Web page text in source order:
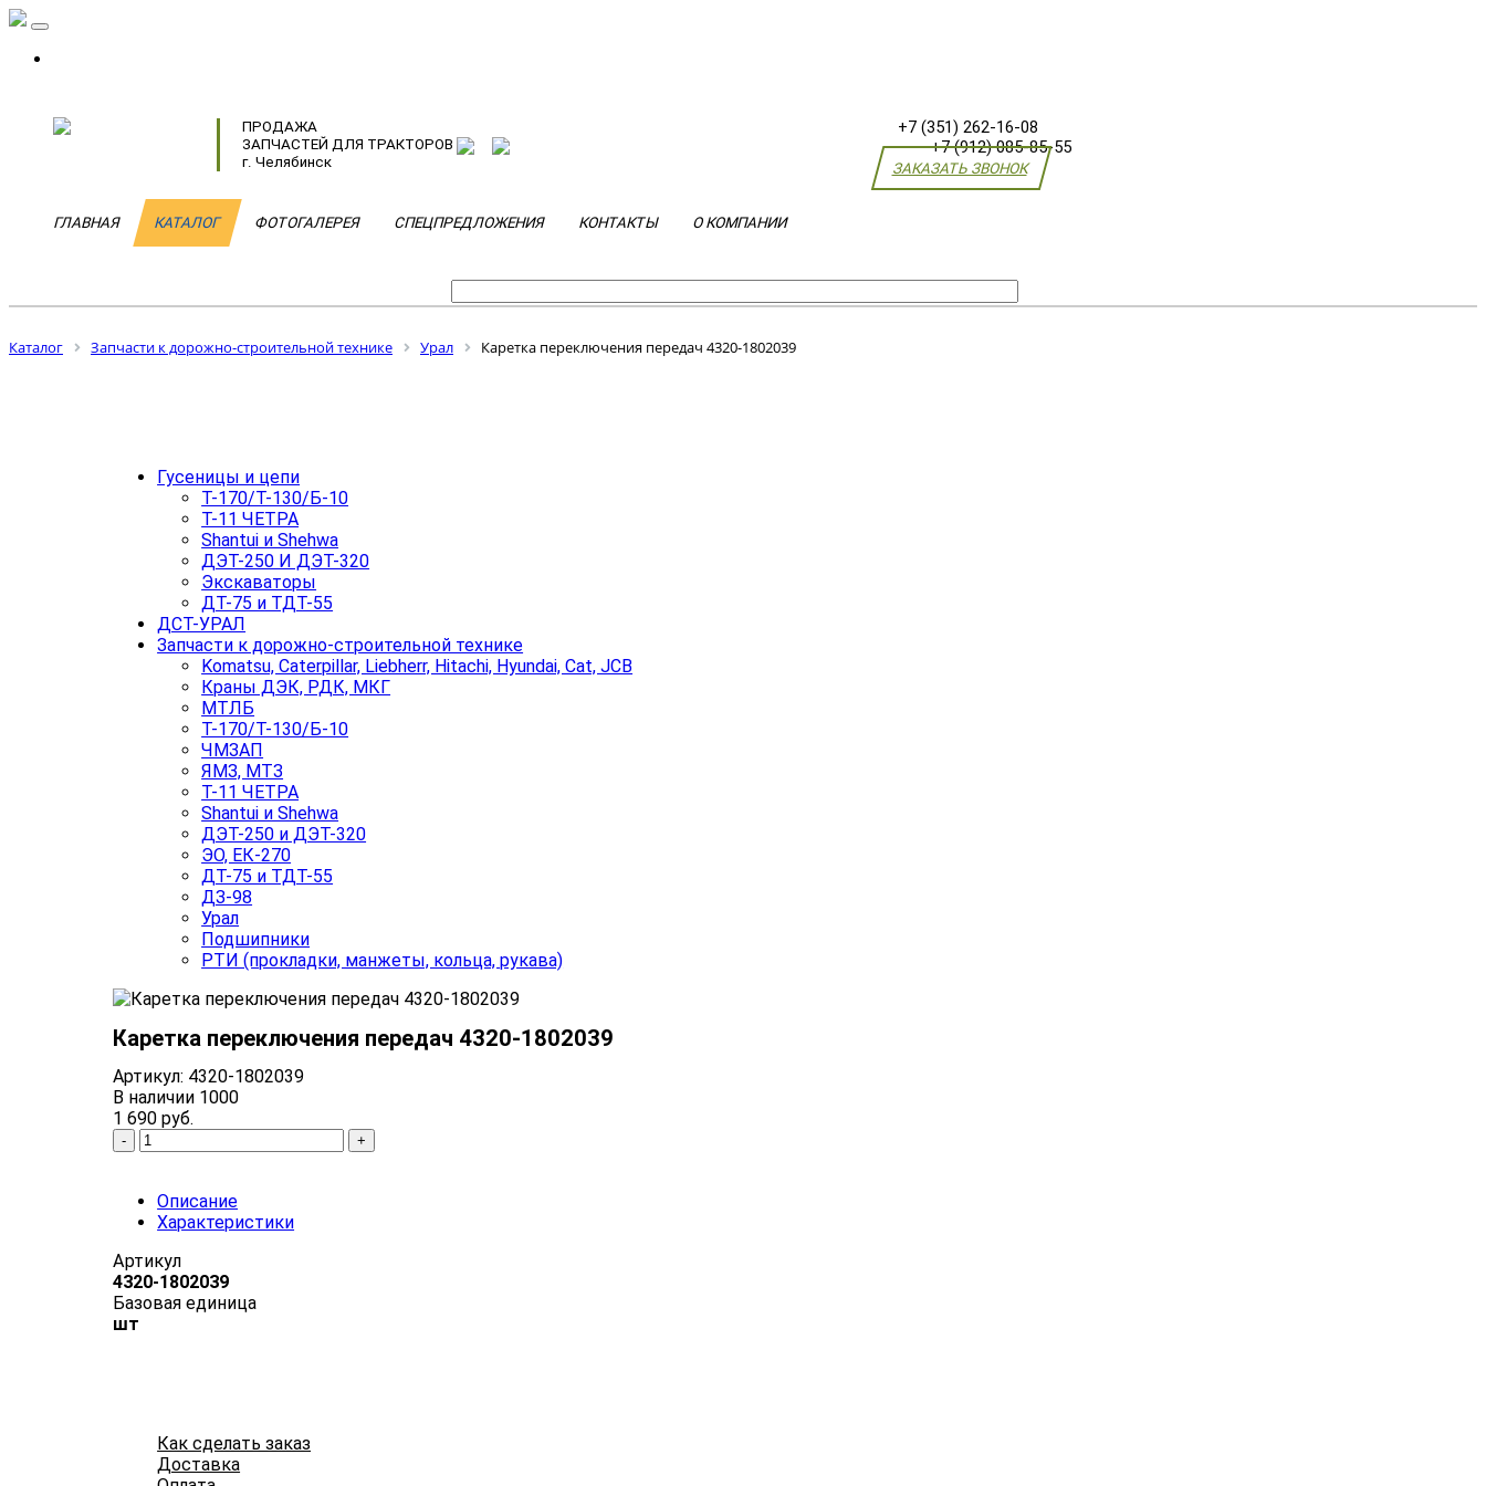
ПРОДАЖА
ЗАПЧАСТЕЙ ДЛЯ ТРАКТОРОВ
г. Челябинск
+7 (351) 262-16-08
+7 (912) 085-85-55
ЗАКАЗАТЬ ЗВОНОК
ГЛАВНАЯ КАТАЛОГ ФОТОГАЛЕРЕЯ СПЕЦПРЕДЛОЖЕНИЯ КОНТАКТЫ О КОМПАНИИ
Каталог Запчасти к дорожно-строительной технике Урал Каретка переключения передач 4320-1802039
Гусеницы и цепи
Т-170/Т-130/Б-10
Т-11 ЧЕТРА
Shantui и Shehwa
ДЭТ-250 И ДЭТ-320
Экскаваторы
ДТ-75 и ТДТ-55
ДСТ-УРАЛ
Запчасти к дорожно-строительной технике
Komatsu, Caterpillar, Liebherr, Hitachi, Hyundai, Cat, JCB
Краны ДЭК, РДК, МКГ
МТЛБ
Т-170/Т-130/Б-10
ЧМЗАП
ЯМЗ, МТЗ
Т-11 ЧЕТРА
Shantui и Shehwa
ДЭТ-250 и ДЭТ-320
ЭО, ЕК-270
ДТ-75 и ТДТ-55
ДЗ-98
Урал
Подшипники
РТИ (прокладки, манжеты, кольца, рукава)
Каретка переключения передач 4320-1802039
Артикул: 4320-1802039
В наличии 1000
1 690 руб.
- +
Описание
Характеристики
Артикул
4320-1802039
Базовая единица
шт
Как сделать заказ
Доставка